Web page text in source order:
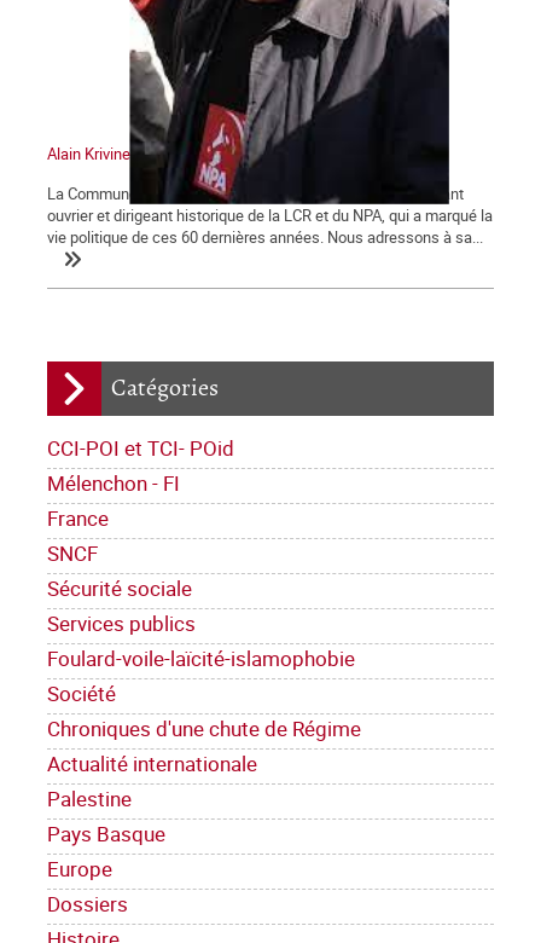
Catégories
CCI-POI et TCI- POid
Mélenchon - FI
France
SNCF
Sécurité sociale
Services publics
Foulard-voile-laïcité-islamophobie
Société
Chroniques d'une chute de Régime
Actualité internationale
Palestine
Pays Basque
Europe
Dossiers
Alain Krivine
La Commune tient à saluer la mémoire d'Alain Krivine, militant
ouvrier et dirigeant historique de la LCR et du NPA, qui a marqué la
vie politique de ces 60 dernières années. Nous adressons à sa...